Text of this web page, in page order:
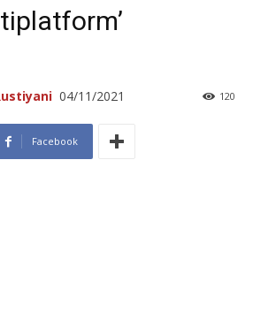
04/11/2021 120
Facebook